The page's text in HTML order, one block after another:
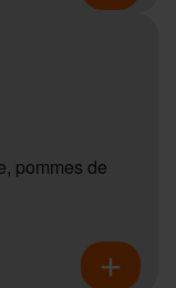
pommes de